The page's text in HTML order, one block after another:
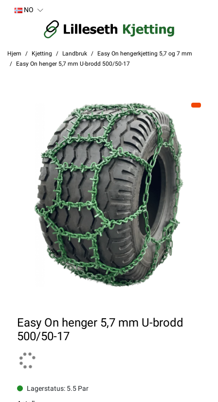
NO
Hjem Kjetting Landbruk
Easy On hengerkjetting 5,7 og 7 mm
Easy On henger 5,7 mm U-brodd 500/50-17
Easy On henger 5,7 mm U-brodd
500/50-17
Lagerstatus: 5.5 Par